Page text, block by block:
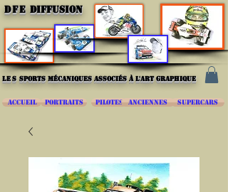
DFE DIFFUSION
les sports mécaniques associés à l'art graphique
ACCUEIL PORTRAITS PILOTES ANCIENNES SUPERCARS